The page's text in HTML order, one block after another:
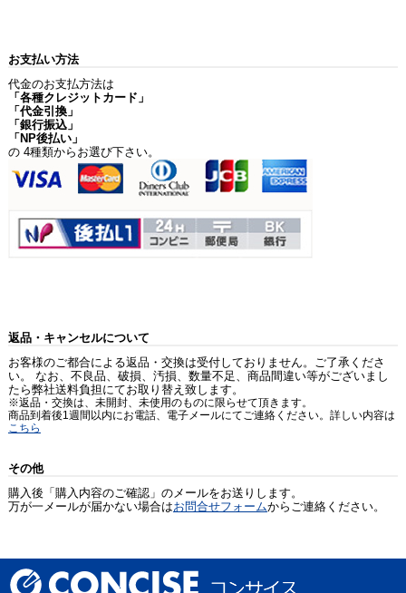
お支払い方法
代金のお支払方法は
「各種クレジットカード」
「代金引換」
「銀行振込」
「NP後払い」
の 4種類からお選び下さい。
返品・キャンセルについて
お客様のご都合による返品・交換は受付しておりません。ご了承くださ
い。 なお、不良品、破損、汚損、数量不足、商品間違い等がございまし
たら弊社送料負担にてお取り替え致します。
※返品・交換は、未開封、未使用のものに限らせて頂きます。
商品到着後1週間以内にお電話、電子メールにてご連絡ください。詳しい内容は
こちら
その他
購入後「購入内容のご確認」のメールをお送りします。
万が一メールが届かない場合はお問合せフォームからご連絡ください。